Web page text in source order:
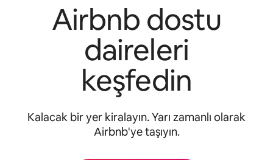
Airbnb dostu
daireleri
keşfedin
Kalacak bir yer kiralayın. Yarı zamanlı olarak
Airbnb'ye taşıyın.